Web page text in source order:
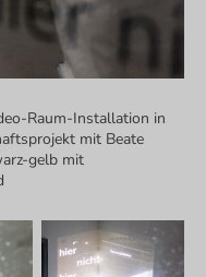
Raum-Installation in
mit Beate
gelb mit